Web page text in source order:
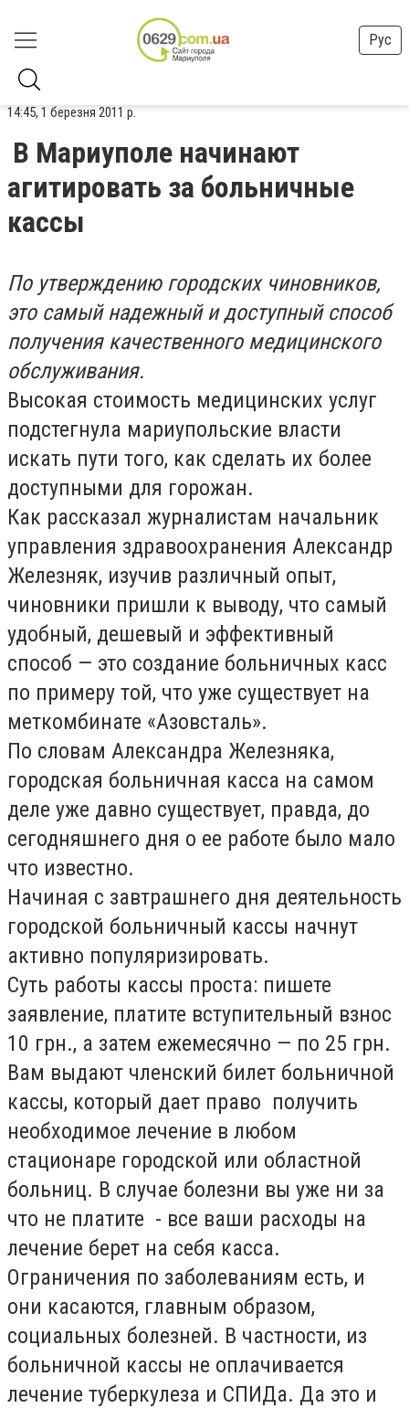
Рус
14:45, 1 березня 2011 р.
В Мариуполе начинают
агитировать за больничные
кассы
По утверждению городских чиновников,
это самый надежный и доступный способ
получения качественного медицинского
обслуживания.
Высокая стоимость медицинских услуг
подстегнула мариупольские власти
искать пути того, как сделать их более
доступными для горожан.
Как рассказал журналистам начальник
управления здравоохранения Александр
Железняк, изучив различный опыт,
чиновники пришли к выводу, что самый
удобный, дешевый и эффективный
способ — это создание больничных касс
по примеру той, что уже существует на
меткомбинате «Азовсталь».
По словам Александра Железняка,
городская больничная касса на самом
деле уже давно существует, правда, до
сегодняшнего дня о ее работе было мало
что известно.
Начиная с завтрашнего дня деятельность
городской больничный кассы начнут
активно популяризировать.
Суть работы кассы проста: пишете
заявление, платите вступительный взнос
10 грн., а затем ежемесячно — по 25 грн.
Вам выдают членский билет больничной
кассы, который дает право получить
необходимое лечение в любом
стационаре городской или областной
больниц. В случае болезни вы уже ни за
что не платите - все ваши расходы на
лечение берет на себя касса.
Ограничения по заболеваниям есть, и
они касаются, главным образом,
социальных болезней. В частности, из
больничной кассы не оплачивается
лечение туберкулеза и СПИДа. Да это и